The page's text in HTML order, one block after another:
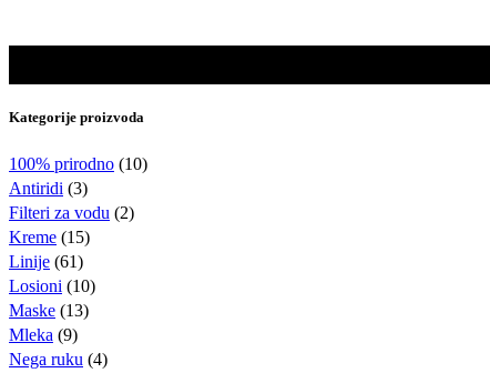
Kategorije proizvoda
100% prirodno (10)
Antiridi (3)
Filteri za vodu (2)
Kreme (15)
Linije (61)
Losioni (10)
Maske (13)
Mleka (9)
Nega ruku (4)